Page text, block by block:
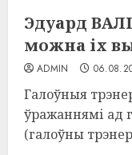
Эдуард
можна іх
ADMIN
Галоўныя
ўражаннямі ад
(галоўны